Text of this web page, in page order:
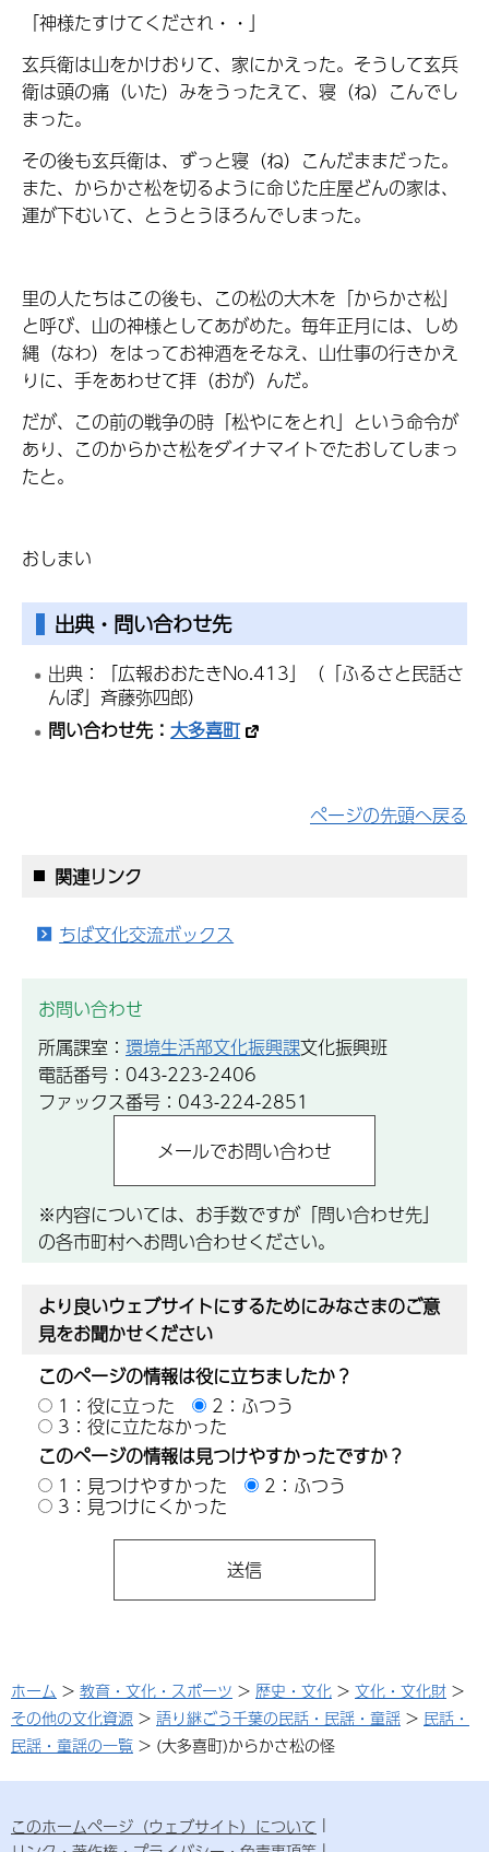
「神様たすけてくだされ・・」
玄兵衛は山をかけおりて、家にかえった。そうして玄兵
衛は頭の痛（いた）みをうったえて、寝（ね）こんでし
まった。
その後も玄兵衛は、ずっと寝（ね）こんだままだった。
また、からかさ松を切るように命じた庄屋どんの家は、
運が下むいて、とうとうほろんでしまった。
里の人たちはこの後も、この松の大木を「からかさ松」
と呼び、山の神様としてあがめた。毎年正月には、しめ
縄（なわ）をはってお神酒をそなえ、山仕事の行きかえ
りに、手をあわせて拝（おが）んだ。
だが、この前の戦争の時「松やにをとれ」という命令が
あり、このからかさ松をダイナマイトでたおしてしまっ
たと。
おしまい
出典・問い合わせ先
出典：「広報おおたきNo.413」（「ふるさと民話さ
んぽ」斉藤弥四郎）
問い合わせ先：大多喜町
ページの先頭へ戻る
関連リンク
ちば文化交流ボックス
お問い合わせ
所属課室： 環境生活部文化振興課文化振興班
電話番号：043-223-2406
ファックス番号：043-224-2851
※内容については、お手数ですが「問い合わせ先」
の各市町村へお問い合わせください。
より良いウェブサイトにするためにみなさまのご意
見をお聞かせください
このページの情報は役に立ちましたか？
1：役に立った
2：ふつう
3：役に立たなかった
このページの情報は見つけやすかったですか？
1：見つけやすかった
2：ふつう
3：見つけにくかった
ホーム > 教育・文化・スポーツ > 歴史・文化 > 文化・文化財 >
その他の文化資源 > 語り継ごう千葉の民話・民謡・童謡 > 民話・
民謡・童謡の一覧 > (大多喜町)からかさ松の怪
このホームページ（ウェブサイト）について